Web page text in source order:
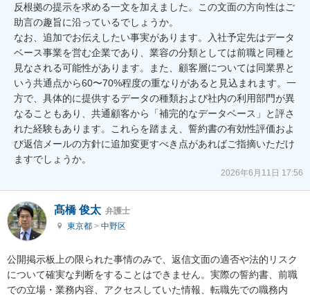
反根拠の提示を求める一文を加えました。この文面の方向性はご
助言の趣旨に沿っているでしょうか。
なお、追加でお伝えしたい事実があります。入社予定先はデータ
ベース事業を営む企業であり、業容の分類としては前職と同種と
見なされる可能性があります。また、顧客層については同業界と
いう共通点から60〜70%程度の重なりがあると見込まれます。一
方で、具体的に提供するデータの種類および社内の利用部門が異
なることもあり、共通顧客から「補完的なデータベース」と評さ
れた経験もあります。これらを踏まえ、誓約書の有効性評価およ
び返信メールの方針に追加変更すべき点があればご指摘いただけ
ますでしょうか。
2026年6月11日 17:56
髙橋 俊太 弁護士
東京都 > 中野区
公開掲示板上の限られた事情のみで、返信文面の適否や法的リスク
について確実な判断をすることはできません。実際の誓約書、前職
での立場・業務内容、アクセスしていた情報、転職先での職務内